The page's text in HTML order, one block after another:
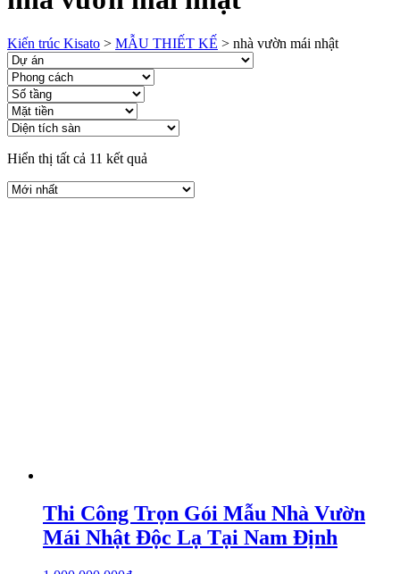
Kiến trúc Kisato > MẪU THIẾT KẾ > nhà vườn mái nhật
Hiển thị tất cả 11 kết quả
Thi Công Trọn Gói Mẫu Nhà Vườn
Mái Nhật Độc Lạ Tại Nam Định